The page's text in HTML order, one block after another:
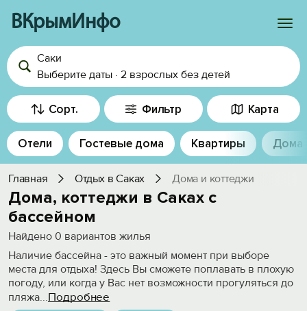
ВКрымИнфо
Войти
Избранное
История просмотра
Добавить свой объект
Саки
Выберите даты · 2 взрослых без детей
Сорт. Фильтр Карта
Отели Гостевые дома Квартиры Дома
Главная Отдых в Саках Дома и коттеджи
Дома, коттеджи в Саках с
бассейном
Найдено 0 вариантов жилья
Наличие бассейна - это важный момент при выборе
места для отдыха! Здесь Вы сможете поплавать в плохую
погоду, или когда у Вас нет возможности прогуляться до
пляжа...Подробнее